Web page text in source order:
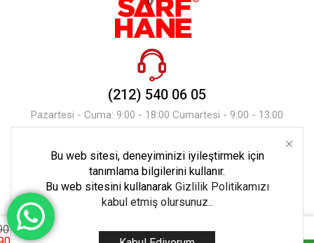
(212) 540 06 05
Pazartesi - Cuma: 9:00 - 18:00 Cumartesi - 9:00 - 13:00
Mesaj Gönder
Bu web sitesi, deneyiminizi iyileştirmek için
tanımlama bilgilerini kullanır.
Bu web sitesini kullanarak Gizlilik Politikamızı
kabul etmiş olursunuz..